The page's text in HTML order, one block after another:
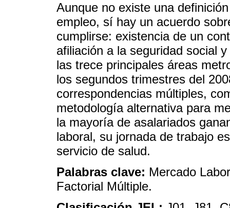
Aunque no existe una
empleo, sí hay un acuerdo
cumplirse: existencia de un
afiliación a la seguridad social
las trece principales áreas
los segundos trimestres del
correspondencias múltiples,
metodología alternativa para
la mayoría de asalariados
laboral, su jornada de trabajo
servicio de salud.
Palabras clave: Mercado
Factorial Múltiple.